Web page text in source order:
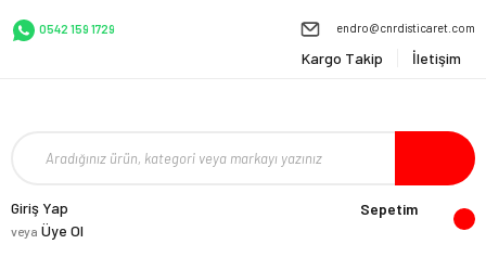
0542 159 1729 endro@cnrdisticaret.com
Kargo Takip İletişim
Giriş Yap
veya Üye Ol
Sepetim